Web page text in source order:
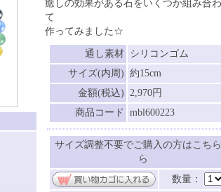
癒しの効果がある石をいくつか組み合
て
作ってみました☆
通し素材 シリコンゴム
サイズ(内周) 約15cm
金額(税込) 2,970円
商品コード
mbl600223
サイズ調整不要でご購入の方はこち
ら
数量：